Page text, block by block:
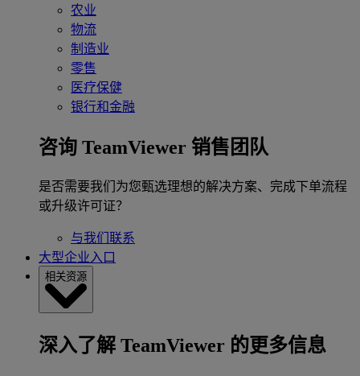
农业
物流
制造业
零售
医疗保健
银行和金融
咨询 TeamViewer 销售团队
是否需要我们为您甄选理想的解决方案、完成下单流程
或升级许可证？
与我们联系
大型企业入口
相关资源
深入了解 TeamViewer 的更多信息